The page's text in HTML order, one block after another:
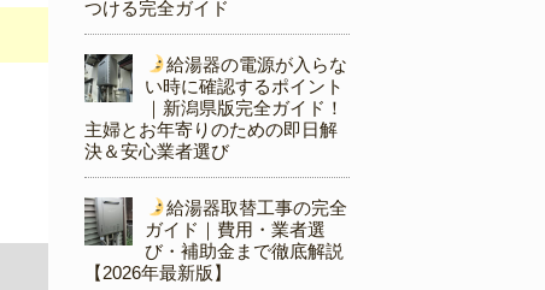
つける完全ガイド
給湯器の電源が入らな
い時に確認するポイント
｜新潟県版完全ガイド！
主婦とお年寄りのための即日解
決＆安心業者選び
給湯器取替工事の完全
ガイド｜費用・業者選
び・補助金まで徹底解説
【2026年最新版】